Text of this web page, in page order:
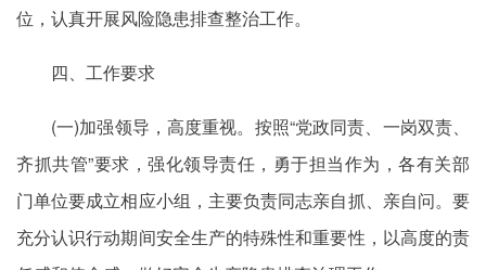
位，认真开展风险隐患排查整治工作。
四、工作要求
(一)加强领导，高度重视。按照“党政同责、一岗双责、
齐抓共管”要求，强化领导责任，勇于担当作为，各有关部
门单位要成立相应小组，主要负责同志亲自抓、亲自问。要
充分认识行动期间安全生产的特殊性和重要性，以高度的责